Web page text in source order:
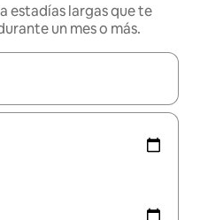
estadías largas que te
un mes o más.
navega con las